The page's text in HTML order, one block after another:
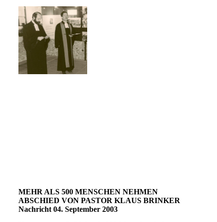
MEHR ALS 500 MENSCHEN NEHMEN
ABSCHIED VON PASTOR KLAUS BRINKER
Nachricht 04. September 2003